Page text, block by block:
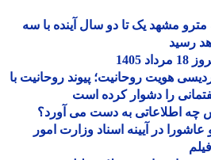
یک تا دو سال آینده با سه
هویت روحانیت؛ پیوند روحانیت با
را دشوار کرده است
اطلاعاتی به دست می آورد؟
در آیینه اسناد وزارت امور